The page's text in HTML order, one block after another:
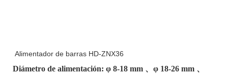
Alimentador de barras HD-ZNX36
Diámetro de alimentación: φ 8-18 mm 、φ 18-26 mm 、